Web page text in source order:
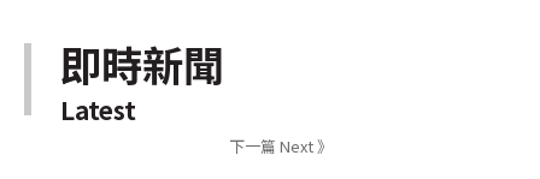
即時新聞
Latest
下一篇 Next 》